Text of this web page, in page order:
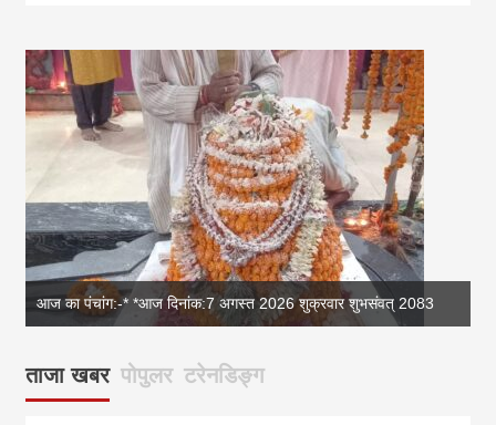
आज का पंचांग:-* *आज दिनांक:7 अगस्त 2026 शुक्रवार शुभसंवत् 2083
ताजा खबर पोपुलर टरेनडिङ्ग